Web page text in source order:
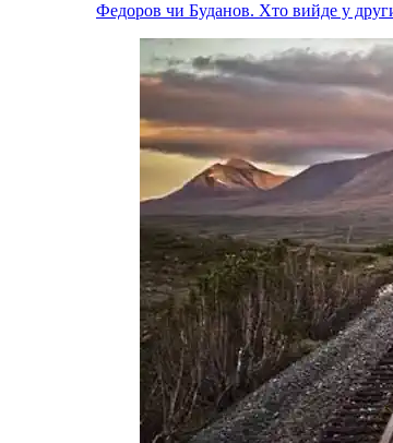
Федоров чи Буданов. Хто вийде у